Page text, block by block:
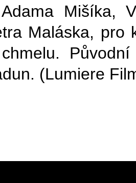
Mišíka,
Maláska, pro
Původní
(Lumiere